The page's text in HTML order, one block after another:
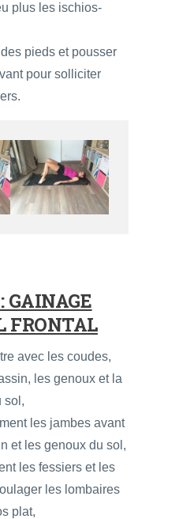
plus les ischios-
pieds et pousser
pour solliciter
GAINAGE
FRONTAL
avec les coudes,
les genoux et la
sol,
les jambes avant
et les genoux du sol,
les fessiers et les
les lombaires
plat,